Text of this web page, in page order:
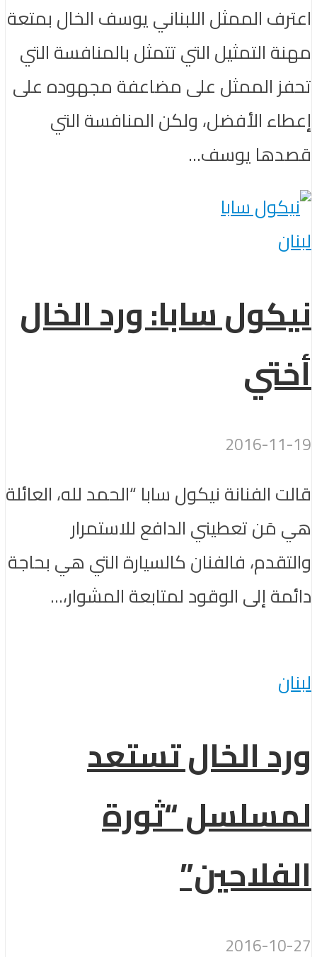
اعترف الممثل اللبناني يوسف الخال بمتعة
مهنة التمثيل التي تتمثل بالمنافسة التي
تحفز الممثل على مضاعفة مجهوده على
إعطاء الأفضل، ولكن المنافسة التي
قصدها يوسف...
لبنان
نيكول سابا: ورد الخال
أختي
2016-11-19
قالت الفنانة نيكول سابا “الحمد لله، العائلة
هي مَن تعطيني الدافع للاستمرار
والتقدم، فالفنان كالسيارة التي هي بحاجة
دائمة إلى الوقود لمتابعة المشوار،...
لبنان
ورد الخال تستعد
لمسلسل “ثورة
الفلاحين”
2016-10-27